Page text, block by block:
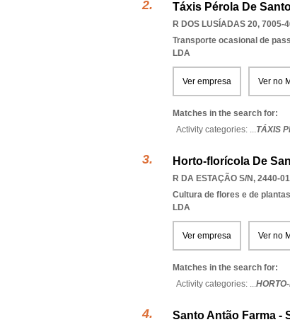
Táxis Pérola De
R DOS LUSÍADAS 20, 7005-
Transporte ocasional de
LDA
Ver empresa Ver no
Matches in the search for:
Activity categories: ...TÁXIS
Horto-florícola De
R DA ESTAÇÃO S/N, 2440-
Cultura de flores e de
LDA
Ver empresa Ver no
Matches in the search for:
Activity categories: ...
Santo Antão Farma -